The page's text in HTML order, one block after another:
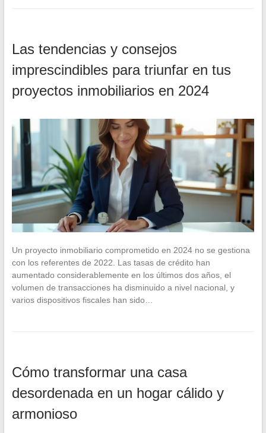
Las tendencias y consejos
imprescindibles para triunfar en tus
proyectos inmobiliarios en 2024
Un proyecto inmobiliario comprometido en 2024 no se gestiona
con los referentes de 2022. Las tasas de crédito han
aumentado considerablemente en los últimos dos años, el
volumen de transacciones ha disminuido a nivel nacional, y
varios dispositivos fiscales han sido…
Cómo transformar una casa
desordenada en un hogar cálido y
armonioso